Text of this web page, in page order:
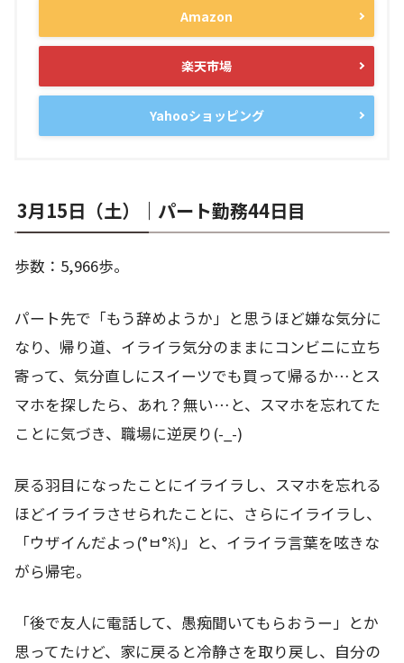
Amazon
楽天市場
Yahooショッピング
3月15日（土）｜パート勤務44日目
歩数：5,966歩。
パート先で「もう辞めようか」と思うほど嫌な気分に
なり、帰り道、イライラ気分のままにコンビニに立ち
寄って、気分直しにスイーツでも買って帰るか…とス
マホを探したら、あれ？無い…と、スマホを忘れてた
ことに気づき、職場に逆戻り(-_-)
戻る羽目になったことにイライラし、スマホを忘れる
ほどイライラさせられたことに、さらにイライラし、
「ウザイんだよっ(°ㅂ°ꐦ)」と、イライラ言葉を呟きな
がら帰宅。
「後で友人に電話して、愚痴聞いてもらおうー」とか
思ってたけど、家に戻ると冷静さを取り戻し、自分の